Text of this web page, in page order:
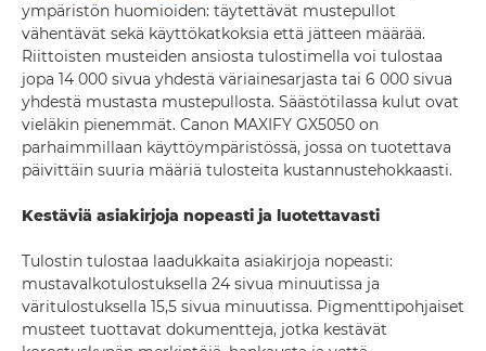
ympäristön huomioiden: täytettävät mustepullot
vähentävät sekä käyttökatkoksia että jätteen määrää.
Riittoisten musteiden ansiosta tulostimella voi tulostaa
jopa 14 000 sivua yhdestä väriainesarjasta tai 6 000 sivua
yhdestä mustasta mustepullosta. Säästötilassa kulut ovat
vieläkin pienemmät. Canon MAXIFY GX5050 on
parhaimmillaan käyttöympäristössä, jossa on tuotettava
päivittäin suuria määriä tulosteita kustannustehokkaasti.
Kestäviä asiakirjoja nopeasti ja luotettavasti
Tulostin tulostaa laadukkaita asiakirjoja nopeasti:
mustavalkotulostuksella 24 sivua minuutissa ja
väritulostuksella 15,5 sivua minuutissa. Pigmenttipohjaiset
musteet tuottavat dokumentteja, jotka kestävät